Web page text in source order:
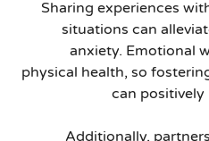
Sharing experiences
situations can
anxiety. Emotional
physical health, so
can
Additionally,